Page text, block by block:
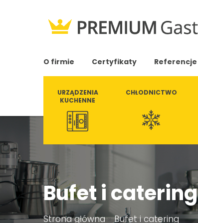
O firmie Certyfikaty Referencje
URZĄDZENIA
KUCHENNE
CHŁODNICTWO
Bufet i catering
Strona główna»Bufet i catering